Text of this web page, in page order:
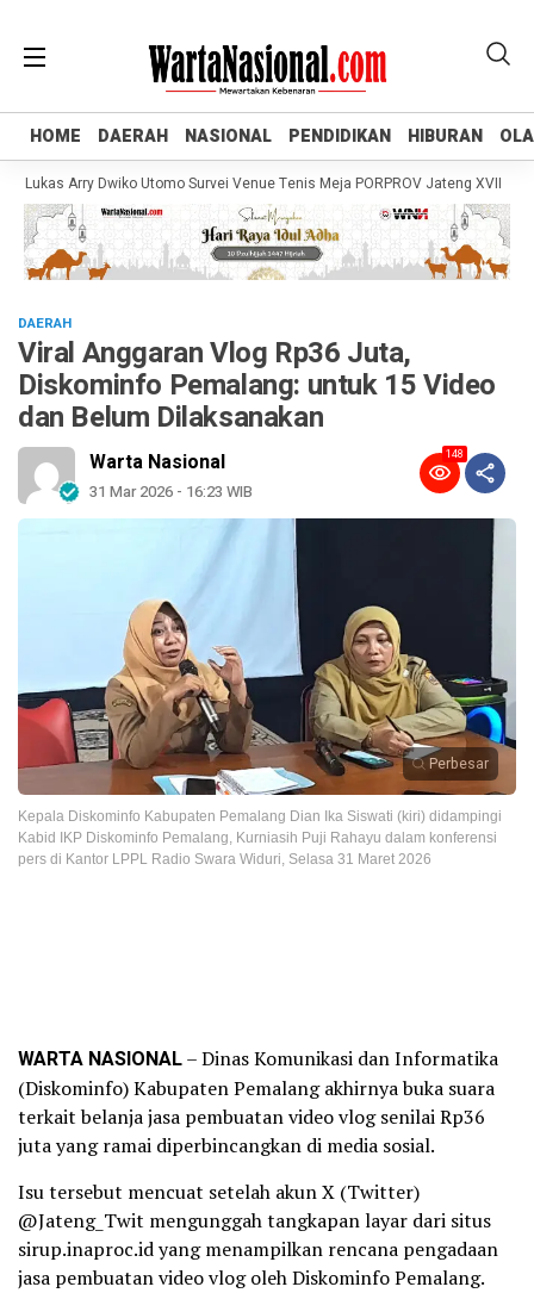
HOME DAERAH NASIONAL PENDIDIKAN HIBURAN
HOME DAERAH NASIONAL PENDIDIKAN HIBURAN
Arry Dwiko Utomo Survei Venue Tenis Meja PORPROV Jateng XVII 2026,
DAERAH
Viral Anggaran Vlog Rp36 Juta,
Diskominfo Pemalang: untuk 15 Video
dan Belum Dilaksanakan
Warta Nasional
31 Mar 2026 - 16:23 WIB
148
Perbesar
Kepala Diskominfo Kabupaten Pemalang Dian Ika Siswati (kiri) didampingi
Kabid IKP Diskominfo Pemalang, Kurniasih Puji Rahayu dalam konferensi
pers di Kantor LPPL Radio Swara Widuri, Selasa 31 Maret 2026
WARTA NASIONAL– Dinas Komunikasi dan Informatika
(Diskominfo) Kabupaten Pemalang akhirnya buka suara
terkait belanja jasa pembuatan video vlog senilai Rp36
juta yang ramai diperbincangkan di media sosial.
Isu tersebut mencuat setelah akun X (Twitter)
@Jateng_Twit mengunggah tangkapan layar dari situs
sirup.inaproc.id yang menampilkan rencana pengadaan
jasa pembuatan video vlog oleh Diskominfo Pemalang.